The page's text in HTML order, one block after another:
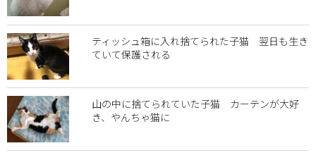
ティッシュ箱に入れ捨てられた子猫 翌日も生き
ていて保護される
山の中に捨てられていた子猫 カーテンが大好
き、やんちゃ猫に